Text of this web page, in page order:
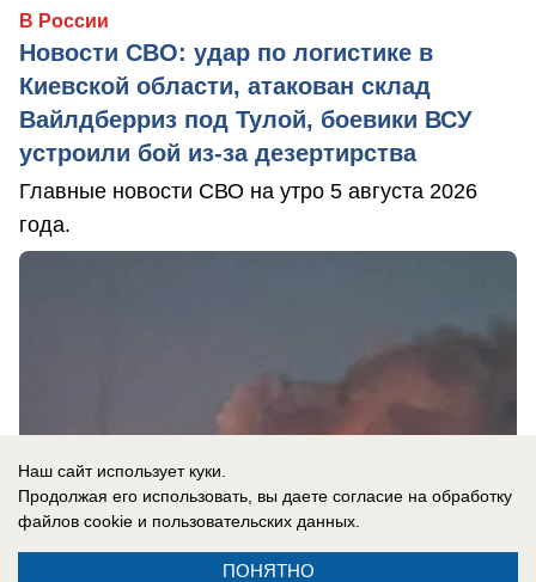
В России
Новости СВО: удар по логистике в
Киевской области, атакован склад
Вайлдберриз под Тулой, боевики ВСУ
устроили бой из-за дезертирства
Главные новости СВО на утро 5 августа 2026
года.
Наш сайт использует куки.
Продолжая его использовать, вы даете согласие на обработку
файлов cookie и пользовательских данных.
ПОНЯТНО